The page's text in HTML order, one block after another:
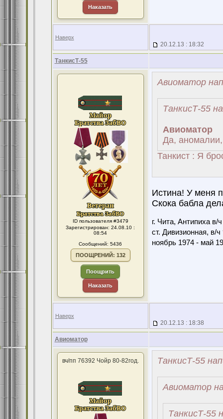
Наказать
Наверх
20.12.13 : 18:32
ТанкисТ-55
ID пользователя #3479
Зарегистрирован: 24.08.10 :
08:54
Сообщений: 5436
ПООЩРЕНИЙ: 132
Поощрить
Наказать
Авиоматор
ТанкисТ-55
Авиоматор
Да,
Танкист : Я
Истина! У меня
Скока бабла
г. Чита, Антипиха в/
ст. Дивизионная, в/ч
ноябрь 1974 - май
Наверх
20.12.13 : 18:38
Авиоматор
вч/пп 76392 Чойр 80-82год. ТанкисТ-55
Авиоматор
ТанкисТ-55